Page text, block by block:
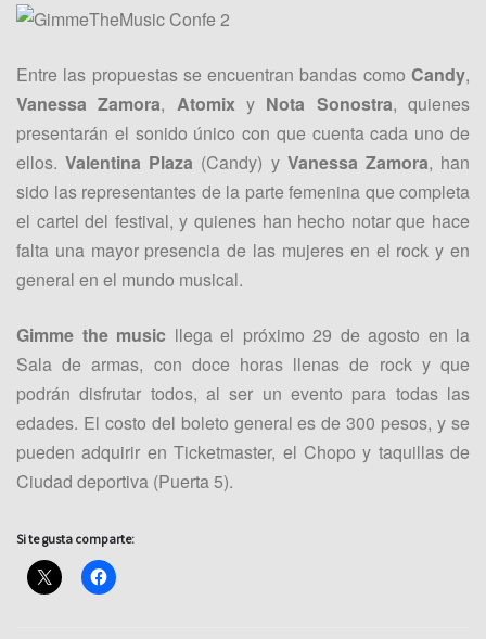
Entre las propuestas se encuentran bandas como Candy,
Vanessa Zamora, Atomixy Nota Sonostra, quienes
presentarán el sonido único con que cuenta cada uno de
ellos.Valentina Plaza (Candy) y Vanessa Zamora, han
sido las representantes de la parte femenina que completa
el cartel del festival, y quienes han hecho notar que hace
falta una mayor presencia de las mujeres en el rock y en
general en el mundo musical.
Gimme the music llega el próximo 29 de agosto en la
Sala de armas, con doce horas llenas de rock y que
podrán disfrutar todos, al ser un evento para todas las
edades. El costo del boleto general es de 300 pesos, y se
pueden adquirir en Ticketmaster, el Chopo y taquillas de
Ciudad deportiva (Puerta 5).
Si te gusta comparte: